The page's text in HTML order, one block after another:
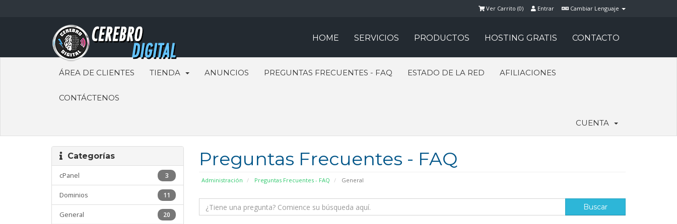
Cambiar Lenguaje
Entrar
Ver Carrito (0)
HOME SERVICIOS PRODUCTOS HOSTING GRATIS CONTACTO
ÁREA DE CLIENTES TIENDA ANUNCIOS PREGUNTAS FRECUENTES - FAQ ESTADO DE LA RED AFILIACIONES
CONTÁCTENOS
CUENTA
Preguntas Frecuentes - FAQ
Administración Preguntas Frecuentes - FAQ General
Categorías
3
cPanel
11
Dominios
20
General